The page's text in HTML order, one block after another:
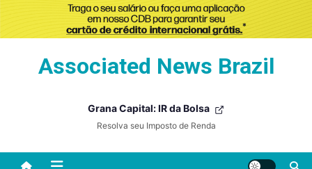
Associated News Brazil
Grana Capital: IR da Bolsa
Resolva seu Imposto de Renda